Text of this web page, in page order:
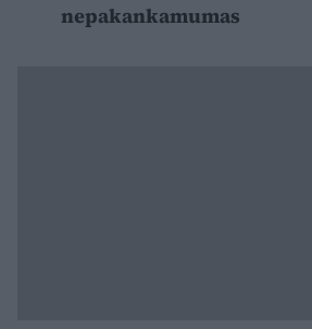
nepakankamumas